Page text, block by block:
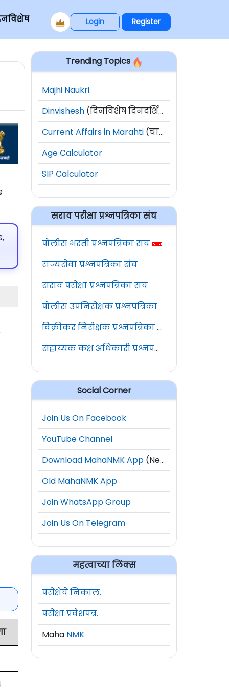
Login Register
Trending Topics
Majhi Naukri
Dinvishesh (दिनविशेष दिनदर्शिका)
Current Affairs in Marahti (चालू घडामोडी)
Age Calculator
SIP Calculator
सराव परीक्षा प्रश्नपत्रिका संच
पोलीस भरती प्रश्नपत्रिका संच
राज्यसेवा प्रश्नपत्रिका संच
सराव परीक्षा प्रश्नपत्रिका संच
पोलीस उपनिरीक्षक प्रश्नपत्रिका
विक्रीकर निरीक्षक प्रश्नपत्रिका संच
सहाय्यक कक्ष अधिकारी प्रश्नपत्रिका संच
Social Corner
Join Us On Facebook
YouTube Channel
Download MahaNMK App (New)
Old MahaNMK App
Join WhatsApp Group
Join Us On Telegram
महत्वाच्या लिंक्स
परीक्षेचे निकाल.
परीक्षा प्रवेशपत्र.
Maha NMK